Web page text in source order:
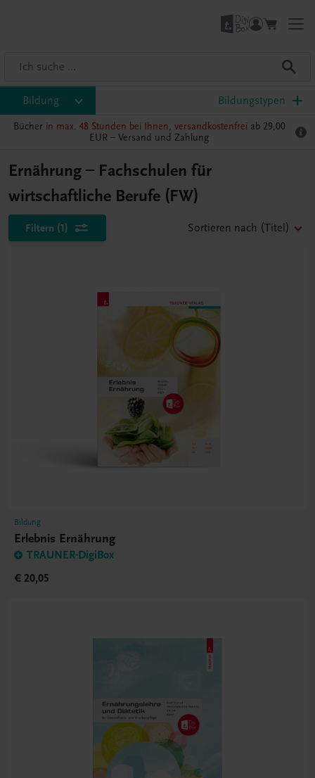
Bildung Bildungstypen
Bücher in max. 48 Stunden bei Ihnen, versandkostenfrei ab 29,00
EUR – Versand und Zahlung
Ernährung – Fachschulen für
wirtschaftliche Berufe (FW)
Filtern (1) Sortieren nach (Titel)
Bildung
Erlebnis Ernährung
TRAUNER-DigiBox
€ 20,05